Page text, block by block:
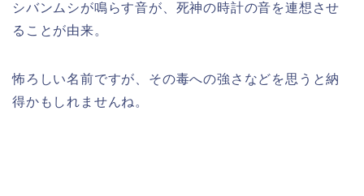
シバンムシが鳴らす音が、死神の時計の音を連想させ
ることが由来。
怖ろしい名前ですが、その毒への強さなどを思うと納
得かもしれませんね。